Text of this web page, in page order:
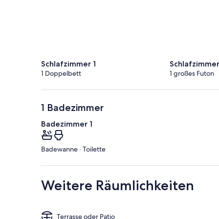
Schlafzimmer 1
1 Doppelbett 1 großes Futon
1 Badezimmer
Badezimmer 1
Badewanne · Toilette
Weitere Räumlichkeiten
Terrasse oder Patio